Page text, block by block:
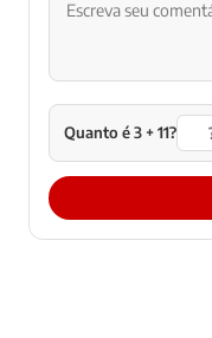
Quanto é 3 + 11?